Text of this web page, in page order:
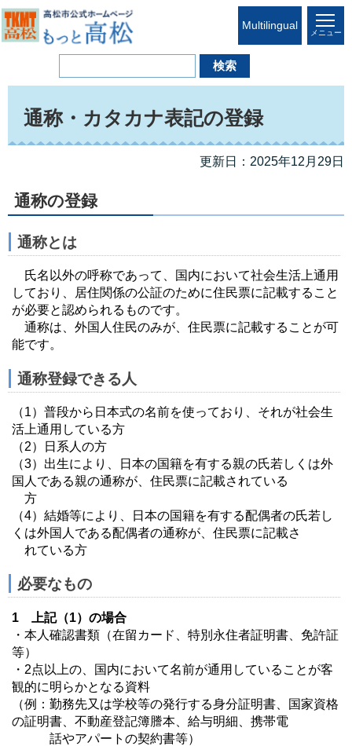
Multilingual
メニュー
通称・カタカナ表記の登録
更新日：2025年12月29日
通称の登録
通称とは
氏名以外の呼称であって、国内において社会生活上通用
しており、居住関係の公証のために住民票に記載すること
が必要と認められるものです。
通称は、外国人住民のみが、住民票に記載することが可
能です。
通称登録できる人
（1）普段から日本式の名前を使っており、それが社会生
活上通用している方
（2）日系人の方
（3）出生により、日本の国籍を有する親の氏若しくは外
国人である親の通称が、住民票に記載されている
方
（4）結婚等により、日本の国籍を有する配偶者の氏若し
くは外国人である配偶者の通称が、住民票に記載さ
れている方
必要なもの
1 上記（1）の場合
・本人確認書類（在留カード、特別永住者証明書、免許証
等）
・2点以上の、国内において名前が通用していることが客
観的に明らかとなる資料
（例：勤務先又は学校等の発行する身分証明書、国家資格
の証明書、不動産登記簿謄本、給与明細、携帯電
話やアパートの契約書等）